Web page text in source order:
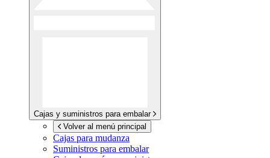
Cajas y suministros para embalar
Volver al menú principal
Cajas para mudanza
Suministros para embalar